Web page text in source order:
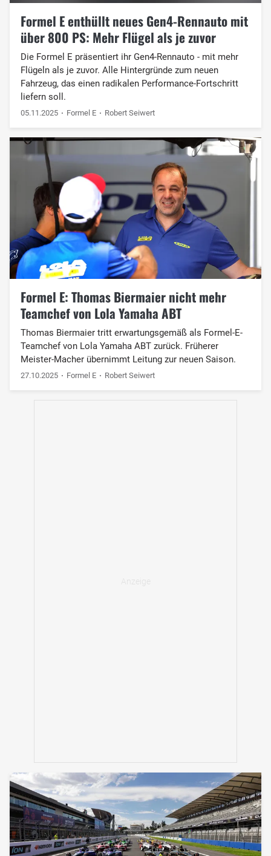
Formel E enthüllt neues Gen4-Rennauto mit
über 800 PS: Mehr Flügel als je zuvor
Die Formel E präsentiert ihr Gen4-Rennauto - mit mehr
Flügeln als je zuvor. Alle Hintergründe zum neuen
Fahrzeug, das einen radikalen Performance-Fortschritt
liefern soll.
05.11.2025 Formel E Robert Seiwert
Formel E: Thomas Biermaier nicht mehr
Teamchef von Lola Yamaha ABT
Thomas Biermaier tritt erwartungsgemäß als Formel-E-
Teamchef von Lola Yamaha ABT zurück. Früherer
Meister-Macher übernimmt Leitung zur neuen Saison.
27.10.2025 Formel E Robert Seiwert